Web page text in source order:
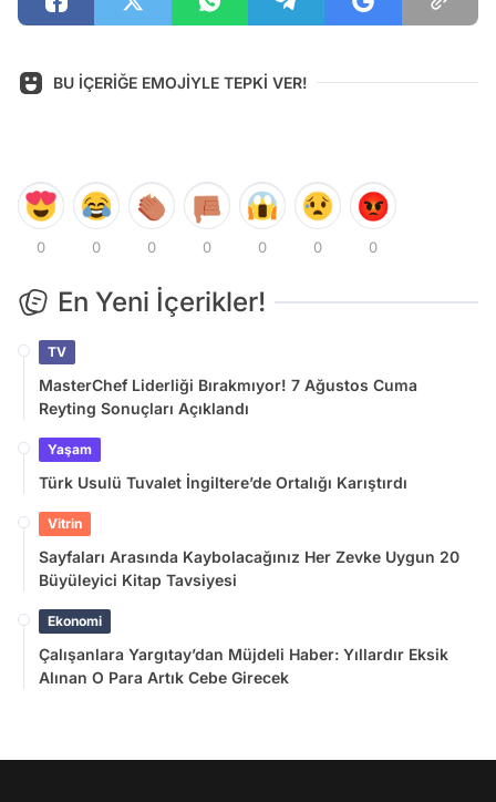
BU İÇERİĞE EMOJİYLE TEPKİ VER!
0 0 0 0 0 0 0
En Yeni İçerikler!
TV
MasterChef Liderliği Bırakmıyor! 7 Ağustos Cuma
Reyting Sonuçları Açıklandı
Yaşam
Türk Usulü Tuvalet İngiltere’de Ortalığı Karıştırdı
Vitrin
Sayfaları Arasında Kaybolacağınız Her Zevke Uygun 20
Büyüleyici Kitap Tavsiyesi
Ekonomi
Çalışanlara Yargıtay’dan Müjdeli Haber: Yıllardır Eksik
Alınan O Para Artık Cebe Girecek